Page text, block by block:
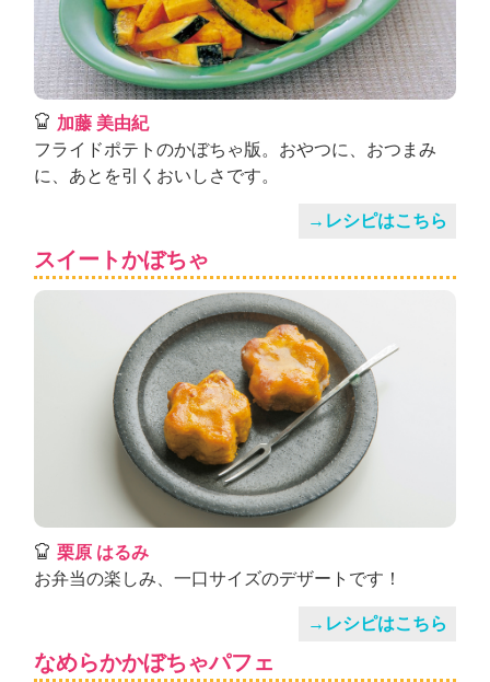
加藤 美由紀
フライドポテトのかぼちゃ版。おやつに、おつまみ
に、あとを引くおいしさです。
→レシピはこちら
スイートかぼちゃ
栗原 はるみ
お弁当の楽しみ、一口サイズのデザートです！
→レシピはこちら
なめらかかぼちゃパフェ